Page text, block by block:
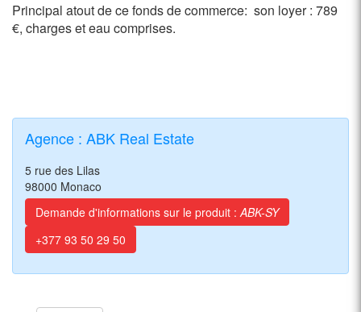
Principal atout de ce fonds de commerce: son loyer : 789
€, charges et eau comprises.
Agence : ABK Real Estate
5 rue des Lilas
98000 Monaco
Demande d'informations sur le produit :ABK-SY
+377 93 50 29 50